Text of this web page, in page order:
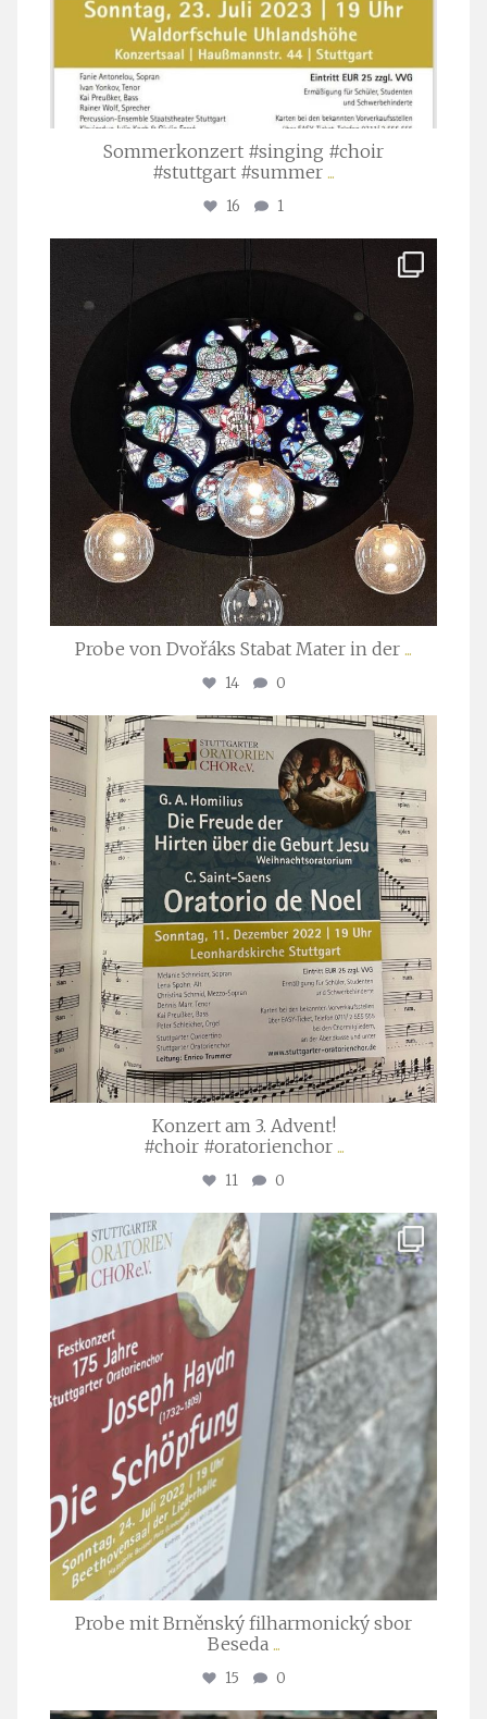
Sommerkonzert #singing #choir
#stuttgart #summer ...
16 1
Apr. 1
Probe von Dvořáks Stabat Mater in der ...
14 0
stuttgarter_oratorienchor
Nov. 29
Konzert am 3. Advent!
#choir #oratorienchor ...
11 0
stuttgarter_oratorienchor
Juli 23
Probe mit Brněnský filharmonický sbor
Beseda ...
15 0